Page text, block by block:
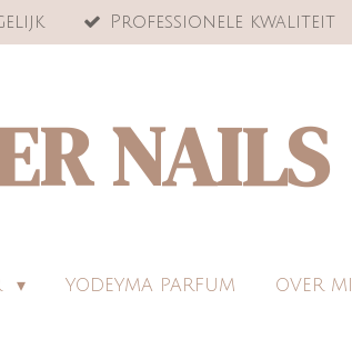
Professionele kwaliteit
NAILS
YODEYMA PARFUM OVER MIJ